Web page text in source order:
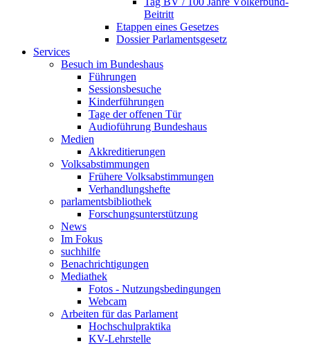
Beitritt
Etappen eines Gesetzes
Dossier Parlamentsgesetz
Services
Besuch im Bundeshaus
Führungen
Sessionsbesuche
Kinderführungen
Tage der offenen Tür
Audioführung Bundeshaus
Medien
Akkreditierungen
Volksabstimmungen
Frühere Volksabstimmungen
Verhandlungshefte
parlamentsbibliothek
Forschungsunterstützung
News
Im Fokus
suchhilfe
Benachrichtigungen
Mediathek
Fotos - Nutzungsbedingungen
Webcam
Arbeiten für das Parlament
Hochschulpraktika
KV-Lehrstelle